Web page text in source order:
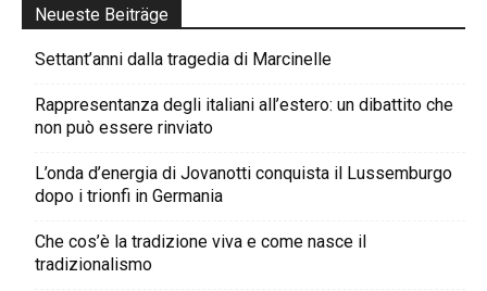
Neueste Beiträge
Settant’anni dalla tragedia di Marcinelle
Rappresentanza degli italiani all’estero: un dibattito che
non può essere rinviato
L’onda d’energia di Jovanotti conquista il Lussemburgo
dopo i trionfi in Germania
Che cos’è la tradizione viva e come nasce il
tradizionalismo